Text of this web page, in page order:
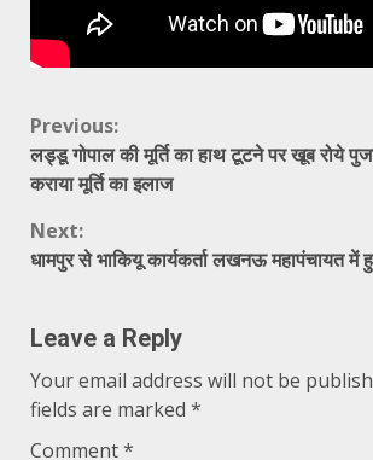
Continue
Reading
Previous:
लड्डू गोपाल की मूर्ति का हाथ टूटने पर खूब रोये
कराया मूर्ति का इलाज
Next:
धामपुर से भाकियू कार्यकर्ता लखनऊ महापंचायत में
Leave a Reply
Your email address will not be
fields are marked *
Comment*